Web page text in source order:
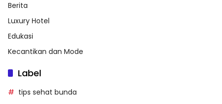
Berita
Luxury Hotel
Edukasi
Kecantikan dan Mode
Label
tips sehat bunda